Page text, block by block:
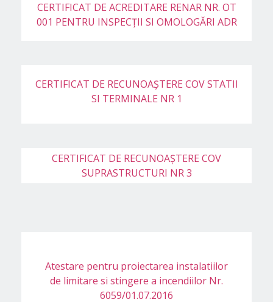
CERTIFICAT DE ACREDITARE RENAR NR. OT
001 PENTRU INSPECȚII SI OMOLOGĂRI ADR
CERTIFICAT DE RECUNOAȘTERE COV STATII
SI TERMINALE NR 1
CERTIFICAT DE RECUNOAȘTERE COV
SUPRASTRUCTURI NR 3
Atestare pentru proiectarea instalatiilor
de limitare si stingere a incendiilor Nr.
6059/01.07.2016​